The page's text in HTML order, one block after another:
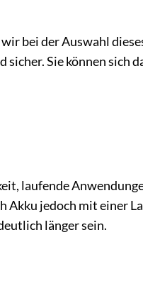
bei der Auswahl
Sie können sich
laufende
Akku jedoch mit einer
länger sein.